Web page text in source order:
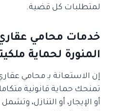
لمتطلبات كل قضية.
خدمات محامي
المنورة لحماية
إن الاستعانة بـ محامي
تمنحك حماية قانونية
أو الإيجار، أو التنازل،